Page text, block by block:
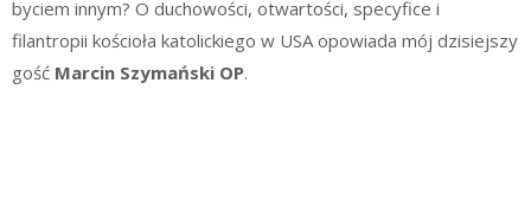
byciem innym? O duchowości, otwartości, specyfice i
filantropii kościoła katolickiego w USA opowiada mój dzisiejszy
gość Marcin Szymański OP.